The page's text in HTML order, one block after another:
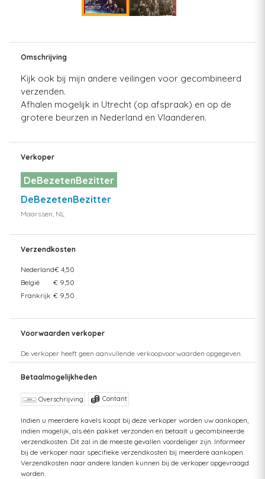
Omschrijving
Kijk ook bij mijn andere veilingen voor gecombineerd
verzenden.
Afhalen mogelijk in Utrecht (op afspraak) en op de
grotere beurzen in Nederland en Vlaanderen.
Verkoper
DeBezetenBezitter
DeBezetenBezitter
Maarssen, NL
Verzendkosten
Nederland€ 4,50
België
€ 9,50
Frankrijk € 9,50
Voorwaarden verkoper
De verkoper heeft geen aanvullende verkoopvoorwaarden opgegeven.
Betaalmogelijkheden
Overschrijving Contant
Indien u meerdere kavels koopt bij deze verkoper worden uw aankopen,
indien mogelijk, als één pakket verzonden en betaalt u gecombineerde
verzendkosten. Dit zal in de meeste gevallen voordeliger zijn. Informeer
bij de verkoper naar specifieke verzendkosten bij meerdere aankopen.
Verzendkosten naar andere landen kunnen bij de verkoper opgevraagd
worden.